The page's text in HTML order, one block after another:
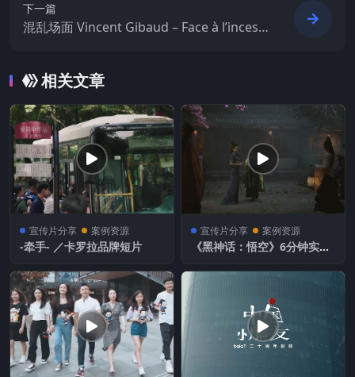
下一篇
混乱场面 Vincent Gibaud – Face à l’incest
相关文章
宣传片分享 案例资源
-牵手- ／卡罗拉品牌短片
宣传片分享 案例资源
《黑神话：悟空》6分钟实机